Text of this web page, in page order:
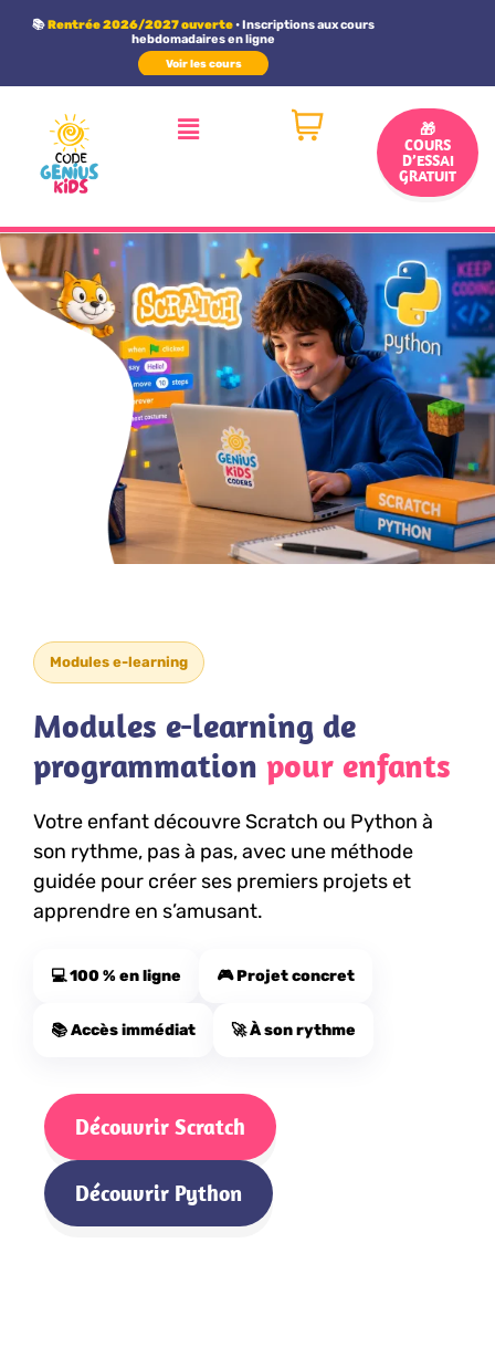
📚Rentrée 2026/2027 ouverte• Inscriptions aux cours
hebdomadaires en ligne
Voir les cours
🎁
COURS
D’ESSAI
GRATUIT
Modules e-learning
Modules e-learning de
programmation pour enfants
Votre enfant découvre Scratch ou Python à
son rythme, pas à pas, avec une méthode
guidée pour créer ses premiers projets et
apprendre en s’amusant.
💻 100 % en ligne 🎮 Projet concret
📚 Accès immédiat 🚀 À son rythme
Découvrir Scratch
Découvrir Python
Panneau de gestion des cookies